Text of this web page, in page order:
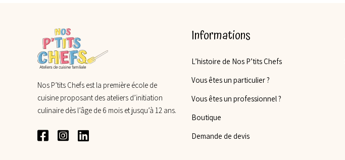
Nos P’tits Chefs est la première école de
cuisine proposant des ateliers d’initiation
culinaire dès l’âge de 6 mois et jusqu’à 12 ans.
Informations
L’histoire de Nos P’tits Chefs
Vous êtes un particulier ?
Vous êtes un professionnel ?
Boutique
Demande de devis